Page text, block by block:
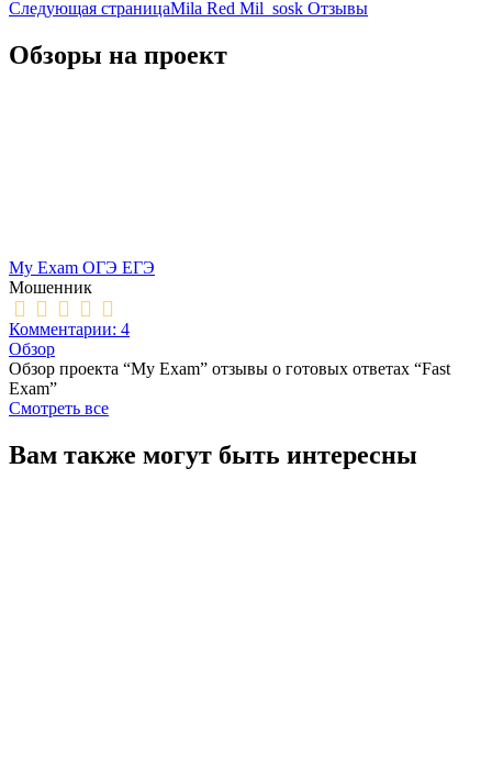
Следующая страницаMila Red Mil_sosk Отзывы
Обзоры на проект
My Exam ОГЭ ЕГЭ
Мошенник
Комментарии: 4
Обзор
Обзор проекта “My Exam” отзывы о готовых ответах “Fast
Exam”
Смотреть все
Вам также могут быть интересны